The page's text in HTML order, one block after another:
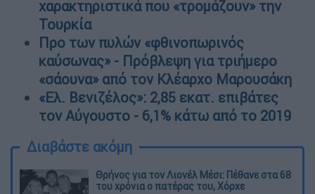
χαρακτηριστικά που «τρομάζουν» την
Τουρκία
Προ των πυλών «φθινοπωρινός
καύσωνας» - Πρόβλεψη για τριήμερο
«σάουνα» από τον Κλέαρχο Μαρουσάκη
«Ελ. Βενιζέλος»: 2,85 εκατ. επιβάτες
τον Αύγουστο - 6,1% κάτω από το 2019
Διαβάστε ακόμη
Θρήνος για τον Λιονέλ Μέσι: Πέθανε στα 68
του χρόνια ο πατέρας του, Χόρχε